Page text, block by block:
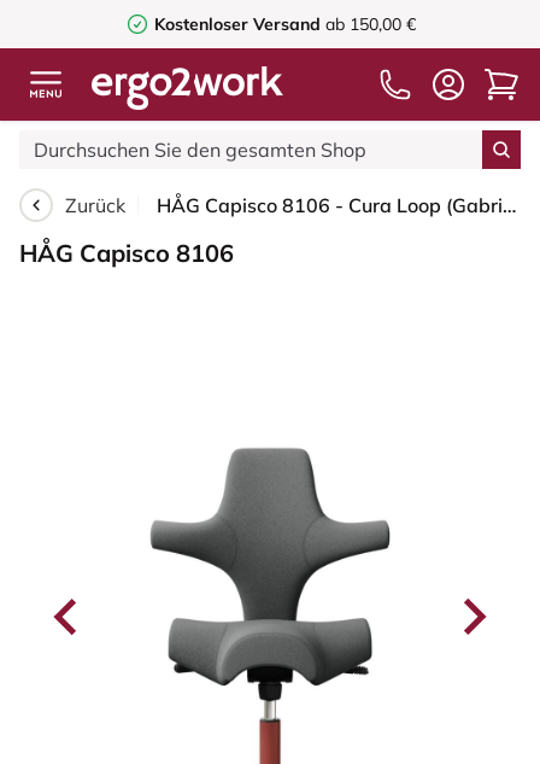
Kostenloser Versand ab 150,00 €
Zurück HÅG Capisco 8106 - Cura Loop (Gabriel) - Recyceltes Polyester - CLP60109 - Grey - Blush Rose - 200 mm (Sitzhöhe 46-64cm) - Bodengleiter
HÅG Capisco 8106